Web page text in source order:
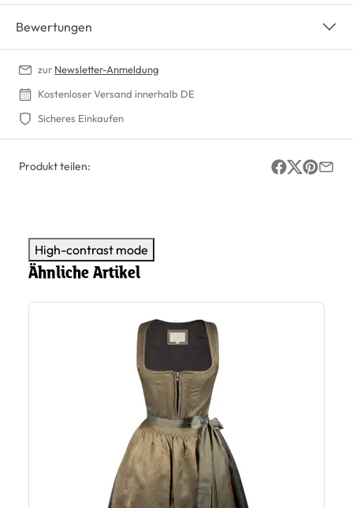
Bewertungen
zur Newsletter-Anmeldung
Kostenloser Versand innerhalb DE
Sicheres Einkaufen
Produkt teilen:
High-contrast mode
Ähnliche Artikel